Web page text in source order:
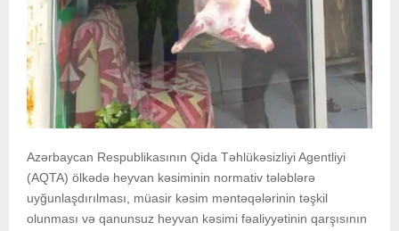
Azərbaycan Respublikasının Qida Təhlükəsizliyi Agentliyi
(AQTA) ölkədə heyvan kəsiminin normativ tələblərə
uyğunlaşdırılması, müasir kəsim məntəqələrinin təşkil
olunması və qanunsuz heyvan kəsimi fəaliyyətinin qarşısının